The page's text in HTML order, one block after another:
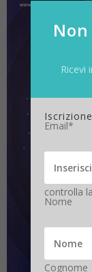
Ricevi
Email*
controlla
Nome
Cognome